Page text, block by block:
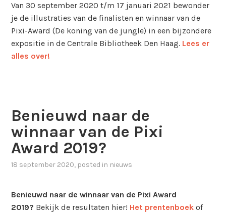
Van 30 september 2020 t/m 17 januari 2021 bewonder
je de illustraties van de finalisten en winnaar van de
Pixi-Award (De koning van de jungle) in een bijzondere
expositie in de Centrale Bibliotheek Den Haag. Lees er
alles over!
Benieuwd naar de
winnaar van de Pixi
Award 2019?
18 september 2020, posted in nieuws
Benieuwd naar de winnaar van de Pixi Award
2019? Bekijk de resultaten hier! Het prentenboek of